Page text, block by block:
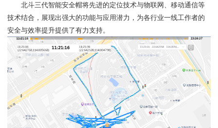
北斗三代智能安全帽将先进的定位技术与物联网、移动通信等
技术结合，展现出强大的功能与应用潜力，为各行业一线工作者的
安全与效率提升提供了有力支持。